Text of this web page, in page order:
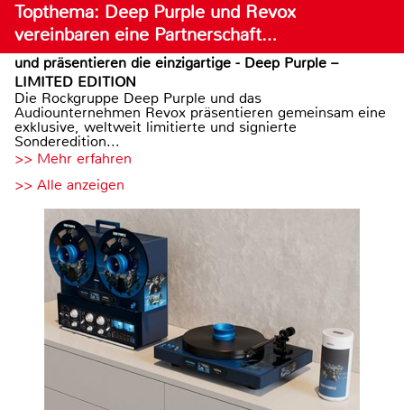
Topthema: Deep Purple und Revox
vereinbaren eine Partnerschaft…
und präsentieren die einzigartige - Deep Purple –
LIMITED EDITION
Die Rockgruppe Deep Purple und das
Audiounternehmen Revox präsentieren gemeinsam eine
exklusive, weltweit limitierte und signierte
Sonderedition...
>> Mehr erfahren
>> Alle anzeigen